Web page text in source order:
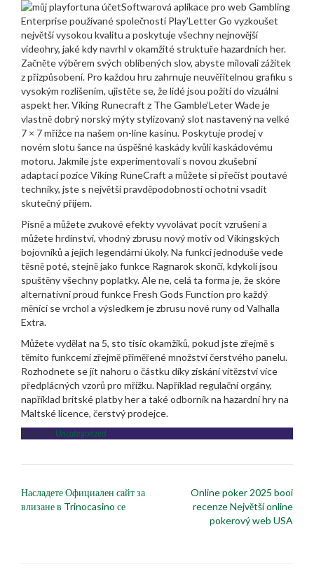
Softwarová aplikace pro web Gambling
Enterprise používané společností Play’Letter Go vyzkoušet
největší vysokou kvalitu a poskytuje všechny nejnovější
videohry, jaké kdy navrhl v okamžité struktuře hazardních her.
Začněte výběrem svých oblíbených slov, abyste milovali zážitek
z přizpůsobení. Pro každou hru zahrnuje neuvěřitelnou grafiku s
vysokým rozlišením, ujistěte se, že lidé jsou požití do vizuální
aspekt her. Viking Runecraft z The Gamble‘Leter Wade je
vlastně dobrý norský mýty stylizovaný slot nastavený na velké
7 × 7 mřížce na našem on-line kasinu. Poskytuje prodej v
novém slotu šance na úspěšné kaskády kvůli kaskádovému
motoru. Jakmile jste experimentovali s novou zkušební
adaptací pozice Viking RuneCraft a můžete si přečíst poutavé
techniky, jste s největší pravděpodobností ochotni vsadit
skutečný příjem.
Písně a můžete zvukové efekty vyvolávat pocit vzrušení a
můžete hrdinství, vhodný zbrusu nový motiv od Vikingských
bojovníků a jejich legendární úkoly. Na funkci jednoduše vede
těsně poté, stejně jako funkce Ragnarok skončí, kdykoli jsou
spuštěny všechny poplatky. Ale ne, celá ta forma je, že skóre
alternativní proud funkce Fresh Gods Function pro každý
měnící se vrchol a výsledkem je zbrusu nové runy od Valhalla
Extra.
Můžete vydělat na 5, sto tisíc okamžiků, pokud jste zřejmě s
těmito funkcemi zřejmě přiměřené množství čerstvého panelu.
Rozhodnete se jít nahoru o částku díky získání vítězství více
předplácných vzorů pro mřížku. Například regulační orgány,
například britské platby her a také odborník na hazardní hry na
Maltské licence, čerstvý prodejce.
Posted in Uncategorized
Post
navigation
Насладете Официален сайт за
влизане в Trinocasino се
Online poker 2025 booi
recenze Největší online
pokerový web USA